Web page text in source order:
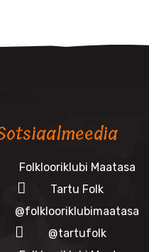
Folklooriklubi Maatasa
Tartu Folk
@folklooriklubimaatasa
@tartufolk